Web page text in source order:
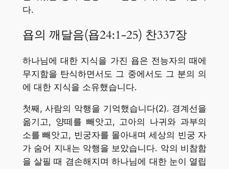
다.
욥의 깨달음(욥24:1-25) 찬337장
하나님에 대한 지식을 가진 욥은 전능자의 때에
무지함을 탄식하면서도 그 중에서도 그 분의 의
에 대한 지식을 소유했습니다.
첫째, 사람의 악행을 기억했습니다(2). 경계선을
옮기고, 양떼를 빼앗고, 고아의 나귀와 과부의
소를 빼앗고, 빈궁자를 몰아내며 세상의 빈궁 자
가 숨어 지내는 악행을 보았습니다. 악의 비참함
을 살필 때 겸손해지며 하나님에 대한 눈이 열립